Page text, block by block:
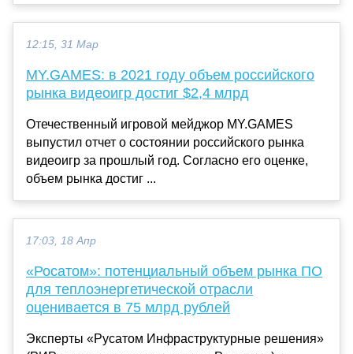
12:15, 31 Мар
MY.GAMES: в 2021 году объем российского
рынка видеоигр достиг $2,4 млрд
Отечественный игровой мейджор MY.GAMES
выпустил отчет о состоянии российского рынка
видеоигр за прошлый год. Согласно его оценке,
объем рынка достиг ...
17:03, 18 Апр
«Росатом»: потенциальный объем рынка ПО
для теплоэнергетической отрасли
оценивается в 75 млрд рублей
Эксперты «Русатом Инфраструктурные решения»